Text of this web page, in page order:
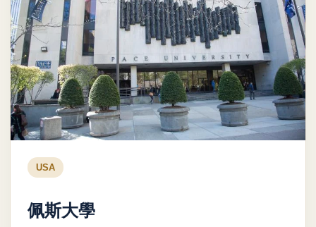
USA
佩斯大學